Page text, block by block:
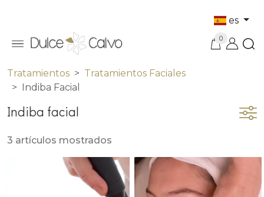
es
0
Tratamientos
Tratamientos Faciales
Indiba Facial
Indiba facial
3 artículos mostrados